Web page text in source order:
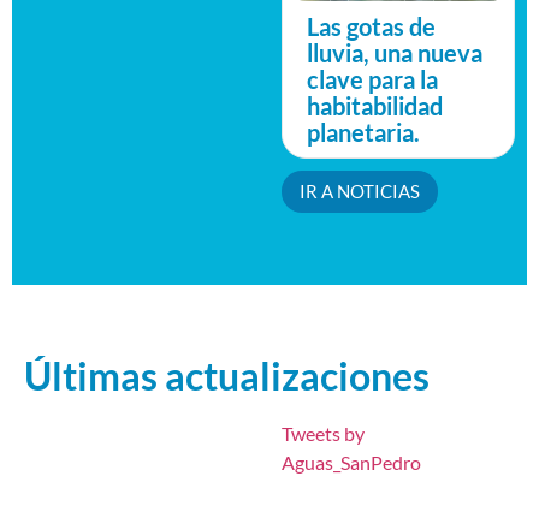
Las gotas de
lluvia, una nueva
clave para la
habitabilidad
planetaria.
IR A NOTICIAS
Últimas actualizaciones
Tweets by
Aguas_SanPedro